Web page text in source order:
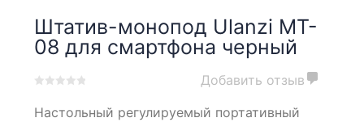
Штатив-монопод Ulanzi MT-
08 для смартфона черный
out
Добавить отзыв
Настольный регулируемый портативный